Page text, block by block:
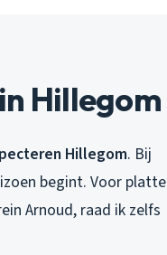
Hillegom
Hillegom. Bij
begint. Voor platte
Arnoud, raad ik zelfs